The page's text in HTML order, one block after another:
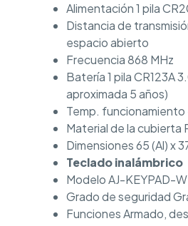
Alimentación 1 pila
Distancia de
espacio abierto
Frecuencia 868 MHz
Batería 1 pila CR123A
aproximada 5 años)
Temp. funcionamiento
Material de la cubierta
Dimensiones 65 (Al) x
Teclado inalámbrico
Modelo AJ-KEYPAD-W
Grado de seguridad
Funciones Armado,